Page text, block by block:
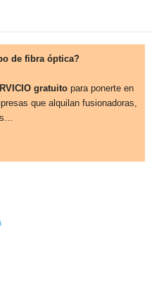
de fibra óptica?
gratuito para ponerte en
que alquilan fusionadoras,